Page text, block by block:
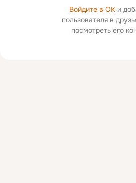
Войдите в ОК и
пользователя в
посмотреть его